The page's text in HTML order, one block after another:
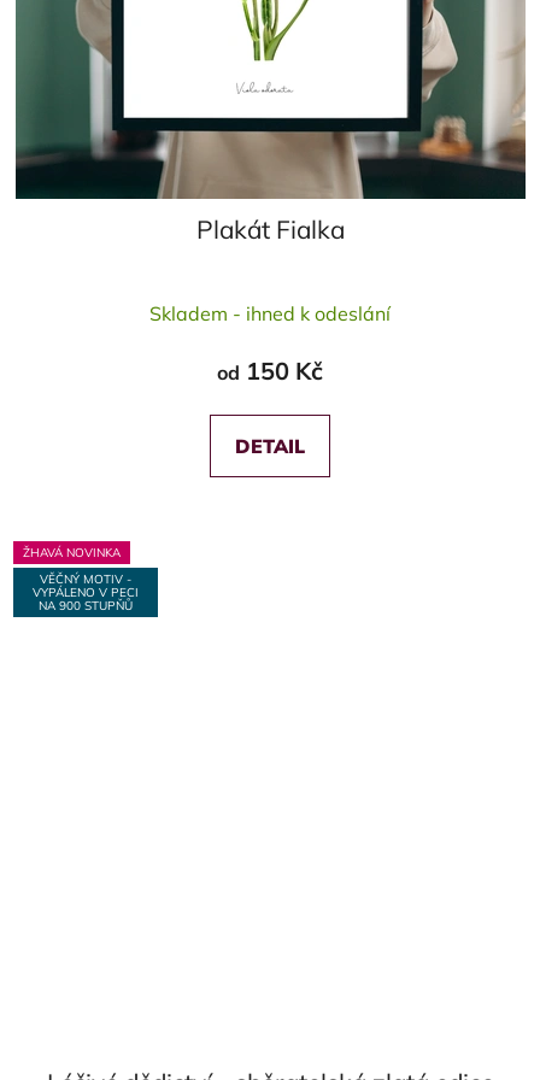
Plakát Fialka
hodnocení
je
5,0
z
5
Skladem - ihned k odeslání
od 150 Kč
DETAIL
ŽHAVÁ NOVINKA
VĚČNÝ MOTIV -
VYPÁLENO V PECI
NA 900 STUPŇŮ